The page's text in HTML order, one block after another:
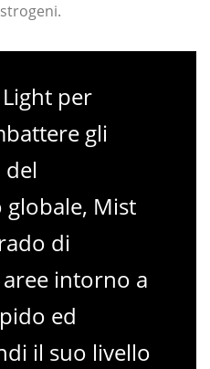
per
gli
Mist
di
intorno a
ed
il suo livello